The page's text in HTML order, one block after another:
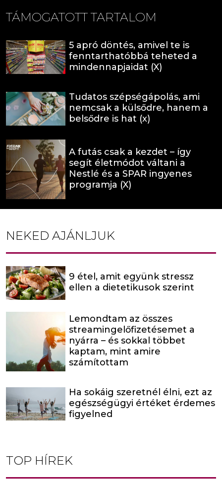
TÁMOGATOTT TARTALOM
5 apró döntés, amivel te is
fenntarthatóbbá teheted a
mindennapjaidat (X)
Tudatos szépségápolás, ami
nemcsak a külsődre, hanem a
belsődre is hat (x)
A futás csak a kezdet – így
segít életmódot váltani a
Nestlé és a SPAR ingyenes
programja (X)
NEKED AJÁNLJUK
9 étel, amit együnk stressz
ellen a dietetikusok szerint
Lemondtam az összes
streamingelőfizetésemet a
nyárra – és sokkal többet
kaptam, mint amire
számítottam
Ha sokáig szeretnél élni, ezt az
egészségügyi értéket érdemes
figyelned
TOP HÍREK